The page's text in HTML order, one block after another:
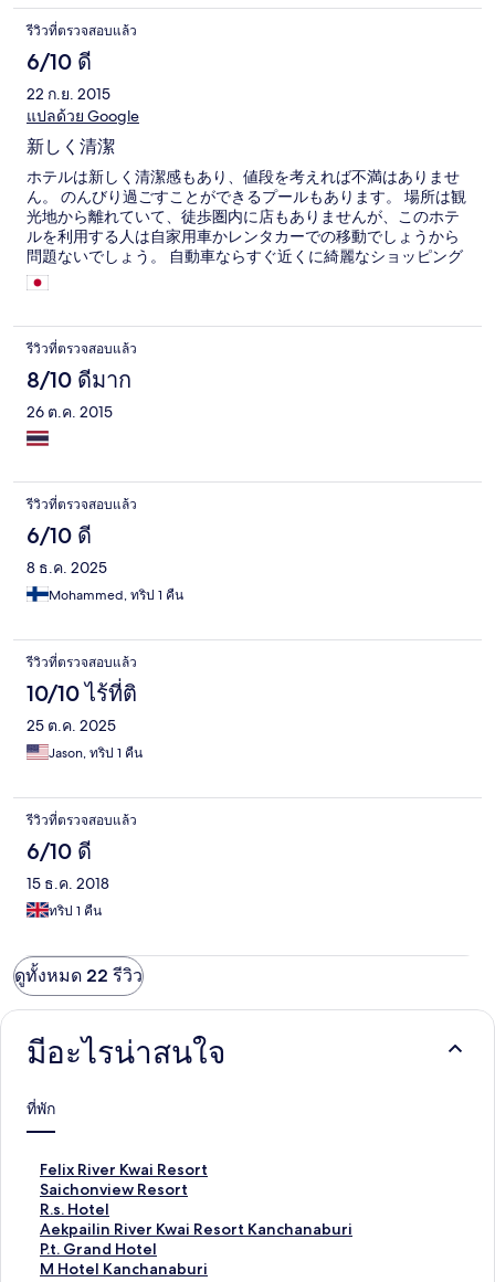
รีวิวที่ตรวจสอบแล้ว
6/10 ดี
22 ก.ย. 2015
แปลด้วย Google
新しく清潔
ホテルは新しく清潔感もあり、値段を考えれば不満はありませ
ん。 のんびり過ごすことができるプールもあります。 場所は観
光地から離れていて、徒歩圏内に店もありませんが、このホテ
ルを利用する人は自家用車かレンタカーでの移動でしょうから
問題ないでしょう。 自動車ならすぐ近くに綺麗なショッピング
モールがあり便利です。 部屋のエアコンの音が大きめだったの
が気になりましたが、日本のホテルにもよくあるレベルなので
รีวิวที่ตรวจสอบแล้ว
8/10 ดีมาก
26 ต.ค. 2015
รีวิวที่ตรวจสอบแล้ว
6/10 ดี
8 ธ.ค. 2025
Mohammed, ทริป 1 คืน
รีวิวที่ตรวจสอบแล้ว
10/10 ไร้ที่ติ
25 ต.ค. 2025
Jason, ทริป 1 คืน
รีวิวที่ตรวจสอบแล้ว
6/10 ดี
15 ธ.ค. 2018
ทริป 1 คืน
ดูทั้งหมด 22 รีวิว
มีอะไรน่าสนใจ
ที่พัก
Felix River Kwai Resort
ลิ
ง
ก์
ม
า
ต
Saichonview Resort
ลิ
ง
ก์
ม
า
R.s. Hotel
ลิ
ง
ก์
ม
Aekpailin River Kwai Resort Kanchanaburi
ลิ
ง
ก์
P.t. Grand Hotel
ลิ
ง
M Hotel Kanchanaburi
ลิ